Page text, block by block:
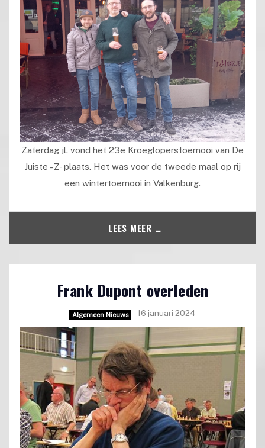
Zaterdag jl. vond het 23e Kroegloperstoernooi van De
Juiste –Z- plaats. Het was voor de tweede maal op rij
een wintertoernooi in Valkenburg.
LEES MEER …
Frank Dupont overleden
Algemeen Nieuws 16 januari 2024